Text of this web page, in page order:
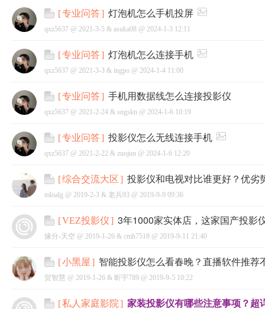
[专业问答] 灯泡机怎么手机投屏
qxz5637 @ 2021-3-5 & asuka08 @ 2024-1-3 12:11
[专业问答] 灯泡机怎么连接手机
qxz5637 @ 2021-3-3 & ingpo @ 2024-1-4 11:00
[专业问答] 手机用数据线怎么连接投影仪
qxz5637 @ 2021-2-24 & sngskn @ 2024-1-6 10:19
[专业问答] 投影仪怎么无线连接手机
qxz5637 @ 2021-2-22 & zuojun @ 2024-1-6 12:20
[综合交流大区] 投影仪和电视对比谁更好？优劣
mloalg @ 2019-2-3 & 老兵93 @ 2019-9-9 09:36
[VEZ投影仪] 3年1000家实体店，这家国产投影
缘分-天空 @ 2019-1-26 & cmh7518 @ 2019-9-11 21:40
[小黑屋] 智能投影仪怎么看春晚？直播软件推荐
贺智慧 @ 2019-1-26 & 昕宇789 @ 2019-9-5 10:22
[私人家庭影院] 家装投影仪有哪些注意事项？超